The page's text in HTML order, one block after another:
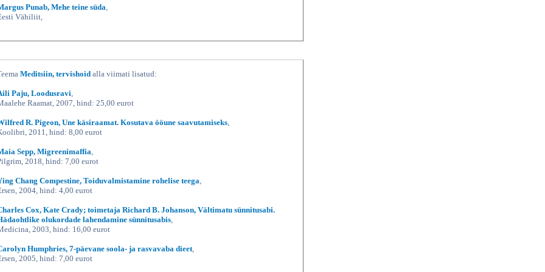
Punab, Mehe teine süda
Vähiliit,
Meditsiin, tervishoid alla viimati lisatud:
Paju, Loodusravi
Raamat, 2007, hind: 25,00 eurot
R. Pigeon, Une käsiraamat. Kosutava ööune saavutamiseks
2011, hind: 8,00 eurot
Sepp, Migreenimaffia
2018, hind: 7,00 eurot
Chang Compestine, Toiduvalmistamine rohelise teega
2004, hind: 4,00 eurot
Cox, Kate Crady; toimetaja Richard B. Johanson, Vältimatu sünnitusabi.
olukordade lahendamine sünnitusabis
2003, hind: 16,00 eurot
Humphries, 7-päevane soola- ja rasvavaba dieet
2005, hind: 7,00 eurot